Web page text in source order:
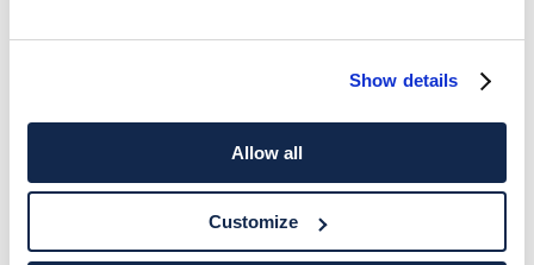
Show details
Allow all
Customize
évènements.